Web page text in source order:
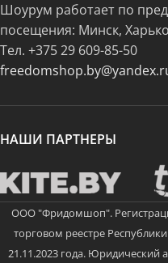
Шоурум работает по
посещения: Минск,
Тел. +375 29 609-85-50
НАШИ ПАРТНЕРЫ
ООО "Фридомшоп".
торговом реестре
21.11.2023 года. Юридический